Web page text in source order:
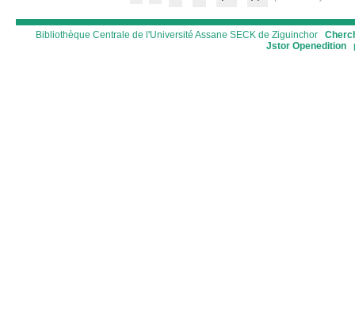
Bibliothèque Centrale de l'Université Assane SECK de Ziguinchor
Jstor Openedition